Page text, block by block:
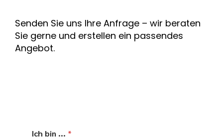
Senden Sie uns Ihre Anfrage – wir beraten
Sie gerne und erstellen ein passendes
Angebot.
Ich bin ... *